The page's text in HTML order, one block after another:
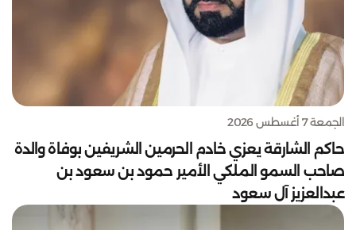
الجمعة 7 أغسطس 2026
حاكم الشارقة يعزي خادم الحرمين الشريفين بوفاة والدة
صاحب السمو الملكي الأمير حمود بن سعود بن
عبدالعزيز آل سعود